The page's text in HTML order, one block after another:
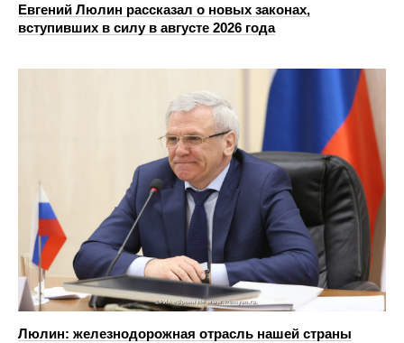
Евгений Люлин рассказал о новых законах,
вступивших в силу в августе 2026 года
Люлин: железнодорожная отрасль нашей страны